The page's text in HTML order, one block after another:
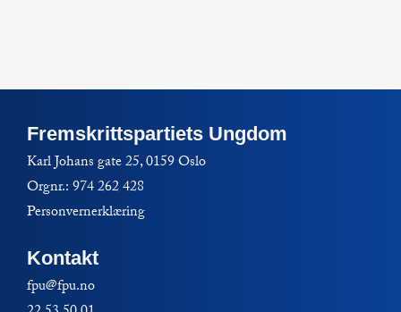
Fremskrittspartiets Ungdom
Karl Johans gate 25, 0159 Oslo
Orgnr.: 974 262 428
Personvernerklæring
Kontakt
fpu@fpu.no